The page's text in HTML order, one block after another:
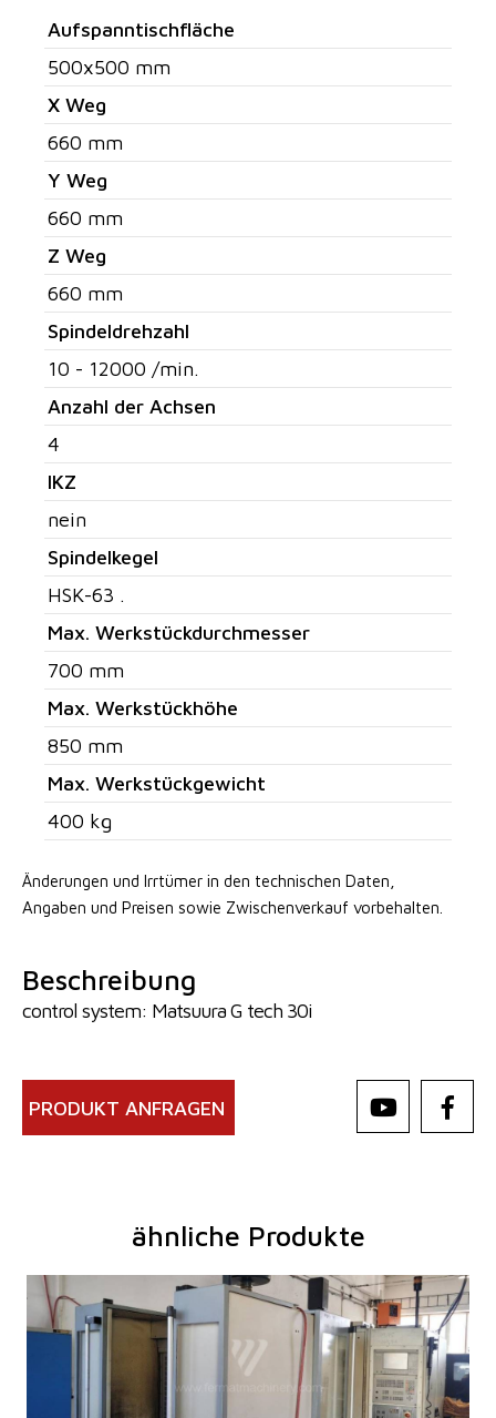
Aufspanntischfläche
500x500 mm
X Weg
660 mm
Y Weg
660 mm
Z Weg
660 mm
Spindeldrehzahl
10 - 12000 /min.
Anzahl der Achsen
4
IKZ
nein
Spindelkegel
HSK-63 .
Max. Werkstückdurchmesser
700 mm
Max. Werkstückhöhe
850 mm
Max. Werkstückgewicht
400 kg
Änderungen und Irrtümer in den technischen Daten,
Angaben und Preisen sowie Zwischenverkauf vorbehalten.
Beschreibung
control system: Matsuura G tech 30i
PRODUKT ANFRAGEN
ähnliche Produkte
Baujahr:
Kontrollsystem
ja
Steuerung Heidenhain
TNC 530
Aufspanntischfläche
400x400 mm
560 mm
Y Weg
510 mm